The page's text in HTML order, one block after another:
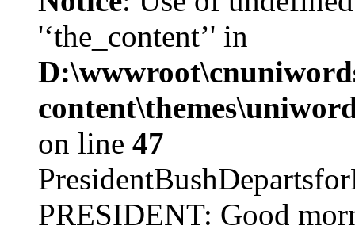
'‘the_content’' in
on line 47
PRESIDENT: Good